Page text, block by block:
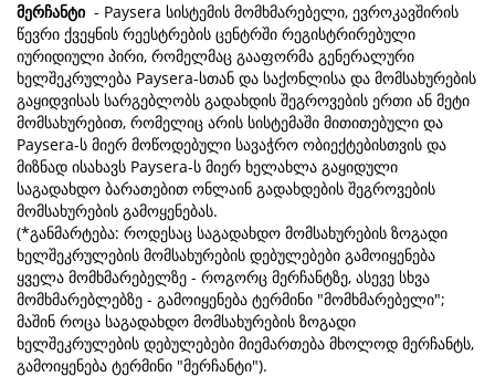
მერჩანტი - Paysera სისტემის მომხმარებელი, ევროკავშირის
წევრი ქვეყნის რეესტრების ცენტრში რეგისტრირებული
იურიდიული პირი, რომელმაც გააფორმა გენერალური
ხელშეკრულება Paysera-სთან და საქონლისა და მომსახურების
გაყიდვისას სარგებლობს გადახდის შეგროვების ერთი ან მეტი
მომსახურებით, რომელიც არის სისტემაში მითითებული და
Paysera-ს მიერ მოწოდებული სავაჭრო ობიექტებისთვის და
მიზნად ისახავს Paysera-ს მიერ ხელახლა გაყიდული
საგადახდო ბარათებით ონლაინ გადახდების შეგროვების
მომსახურების გამოყენებას.
(*განმარტება: როდესაც საგადახდო მომსახურების ზოგადი
ხელშეკრულების მომსახურების დებულებები გამოიყენება
ყველა მომხმარებელზე - როგორც მერჩანტზე, ასევე სხვა
მომხმარებლებზე - გამოიყენება ტერმინი "მომხმარებელი";
მაშინ როცა საგადახდო მომსახურების ზოგადი
ხელშეკრულების დებულებები მიემართება მხოლოდ მერჩანტს,
გამოიყენება ტერმინი "მერჩანტი").